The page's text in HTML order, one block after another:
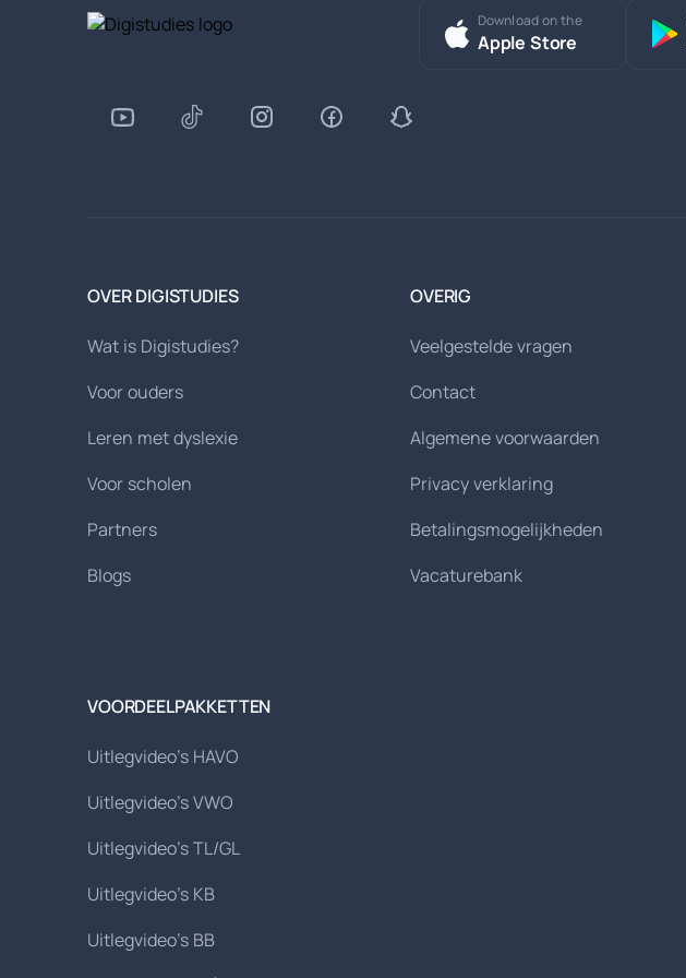
Download on the
Apple Store
OVER DIGISTUDIES
Wat is Digistudies?
Voor ouders
Leren met dyslexie
Voor scholen
Partners
Blogs
OVERIG
Veelgestelde vragen
Contact
Algemene voorwaarden
Privacy verklaring
Betalingsmogelijkheden
Vacaturebank
VOORDEELPAKKETTEN
Uitlegvideo's HAVO
Uitlegvideo's VWO
Uitlegvideo's TL/GL
Uitlegvideo's KB
Uitlegvideo's BB